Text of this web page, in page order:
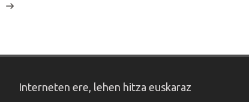
Interneten ere, lehen hitza euskaraz